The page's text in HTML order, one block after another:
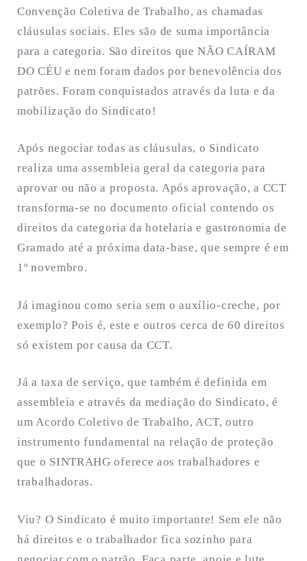
Convenção Coletiva de Trabalho, as chamadas
cláusulas sociais. Eles são de suma importância
para a categoria. São direitos que NÃO CAÍRAM
DO CÉU e nem foram dados por benevolência dos
patrões. Foram conquistados através da luta e da
mobilização do Sindicato!
Após negociar todas as cláusulas, o Sindicato
realiza uma assembleia geral da categoria para
aprovar ou não a proposta. Após aprovação, a CCT
transforma-se no documento oficial contendo os
direitos da categoria da hotelaria e gastronomia de
Gramado até a próxima data-base, que sempre é em
1º novembro.
Já imaginou como seria sem o auxílio-creche, por
exemplo? Pois é, este e outros cerca de 60 direitos
só existem por causa da CCT.
Já a taxa de serviço, que também é definida em
assembleia e através da mediação do Sindicato, é
um Acordo Coletivo de Trabalho, ACT, outro
instrumento fundamental na relação de proteção
que o SINTRAHG oferece aos trabalhadores e
trabalhadoras.
Viu? O Sindicato é muito importante! Sem ele não
há direitos e o trabalhador fica sozinho para